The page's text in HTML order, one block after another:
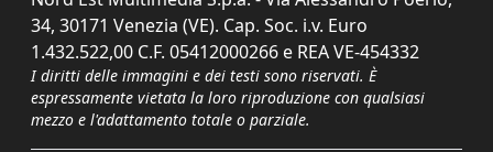
34, 30171 Venezia (VE). Cap. Soc. i.v. Euro
1.432.522,00 C.F. 05412000266 e REA VE-454332
I diritti delle immagini e dei testi sono riservati. È
espressamente vietata la loro riproduzione con qualsiasi
mezzo e l'adattamento totale o parziale.